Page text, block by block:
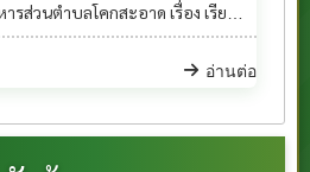
ประชุมสภาองค์การบริหารส่วนตำบลโคกสะอาด สมัยสามัญ สมัยที่ 2 ประจำปี พ.ศ.2569
อ่านต่อ